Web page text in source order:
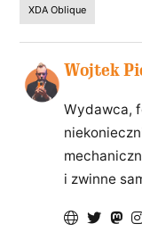
XDA Oblique
Wojtek
Wydawca,
i zwinne